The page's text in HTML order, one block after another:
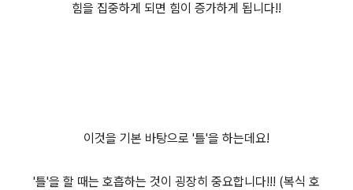
힘을 집중하게 되면 힘이 증가하게 됩니다!!
이것을 기본 바탕으로 '틀'을 하는데요!
'틀'을 할 때는 호흡하는 것이 굉장히 중요합니다!!! (복식 호